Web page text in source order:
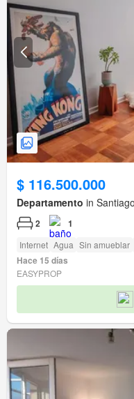
$ 116.500.000
Departamento in
2 1
Internet Agua Sin amueblar
Hace 15 días
EASYPROP